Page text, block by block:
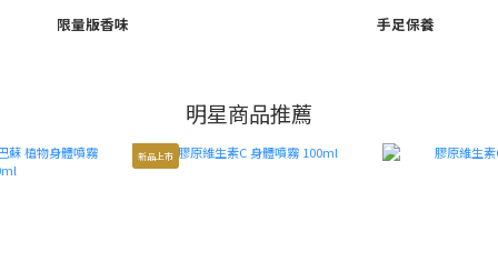
限量版香味 手足保養
明星商品推薦
新品上市